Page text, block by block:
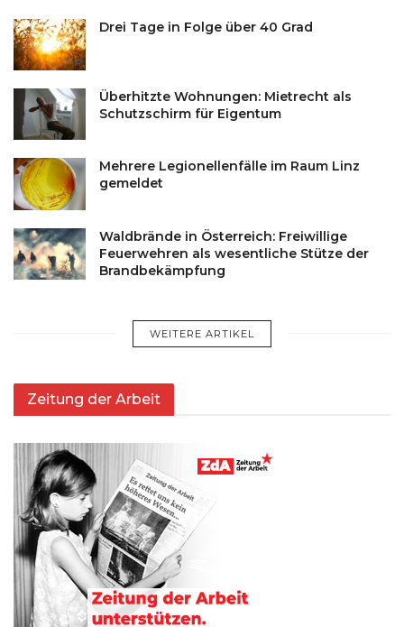
Drei Tage in Folge über 40 Grad
Überhitzte Wohnungen: Mietrecht als
Schutzschirm für Eigentum
Mehrere Legionellenfälle im Raum Linz
gemeldet
Waldbrände in Österreich: Freiwillige
Feuerwehren als wesentliche Stütze der
Brandbekämpfung
WEITERE ARTIKEL
Zeitung der Arbeit